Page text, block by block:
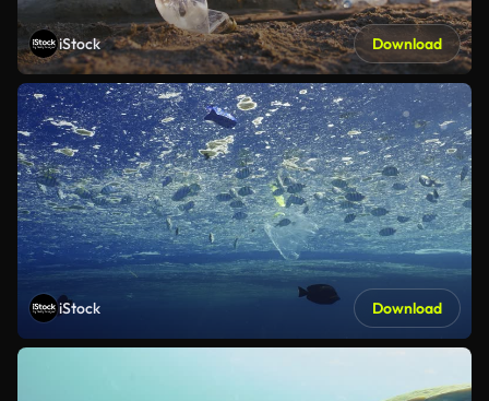
iStock Download
iStock Download